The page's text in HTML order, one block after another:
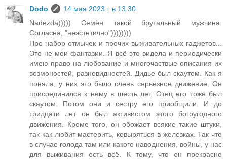
Dodo
14 мая 2023 г. в 13:30
Nadezda))))) Семён такой брутальный мужчина.
Согласна, "неэстетично"))))))))
Про набор отмычек и прочих выживательных гаджетов...
Это не мои фантазии. Я всё это видела и периодически
имею право на любование и многочаствые описания их
возмоностей, разновидностей. Дидье был скаутом. Как я
поняла, у них это было очень серьёзное движение. Он
присоединился к нему в шесть лет. Отец его тоже был
скаутом. Потом они и сестру его приобщили. И до
тридцати лет он был активистом этого богоугодного
движения. Кроме того, он обожает всякие такие штуки,
так как любит мастерить, ковыряться в железках. Так что
в случае голода там или какого наводнения, войны, у нас
для выживания есть всё. К тому, что он прекрасно